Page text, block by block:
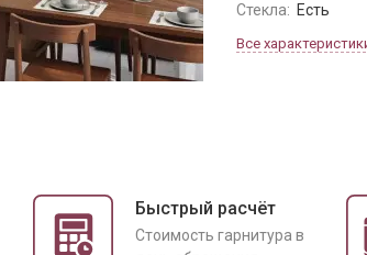
Стекла: Есть
Все
Быстрый расчёт
Cтоимость гарнитура в